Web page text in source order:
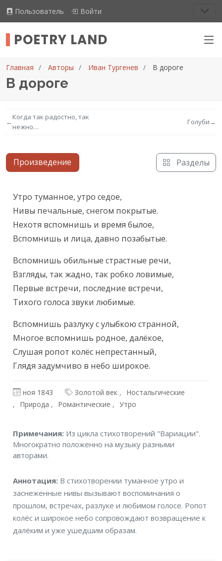
Пользователь Войти
POETRY LAND
Главная Авторы Иван Тургенев В дороге
В дороге
←
Когда так радостно, так
нежно…
Голуби→
Произведение Разделы
Текст произведения
Утро туманное, утро седое,
Нивы печальные, снегом покрытые.
Нехотя вспомнишь и время былое,
Вспомнишь и лица, давно позабытые.
Вспомнишь обильные страстные речи,
Взгляды, так жадно, так робко ловимые,
Первые встречи, последние встречи,
Тихого голоса звуки любимые.
Вспомнишь разлуку с улыбкою странной,
Многое вспомнишь родное, далёкое,
Слушая ропот колёс непрестанный,
Глядя задумчиво в небо широкое.
ноя 1843 Золотой век
Ностальгические
Природа
Романтические Утро
Примечания
Примечания: Из цикла стихотворений "Вариации".
Многократно положенно на музыку разными
авторами.
Аннотация
Аннотация: В стихотворении туманное утро и
заснеженные нивы вызывают воспоминания о
прошлом, встречах, разлуке и любимом голосе. Ропот
колёс и широкое небо сопровождают возвращение к
далёким и уже ушедшим образам.